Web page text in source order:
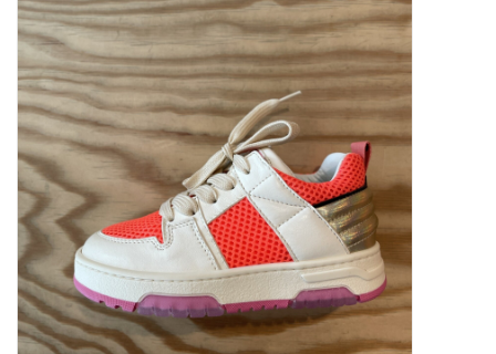
SOFTSOLES
ACCESSOIRES
Cadeaubonnen
METEN IS WETEN!
#MYCLIENTSARETHECUTEST